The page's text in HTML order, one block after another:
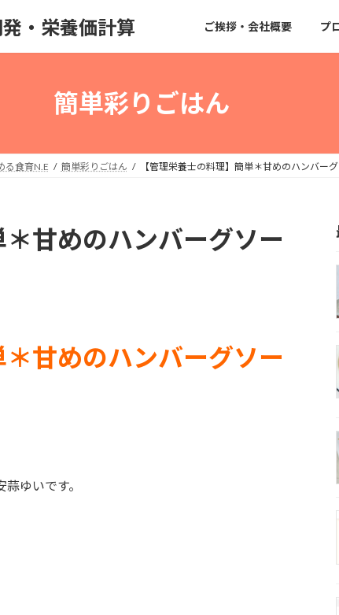
・栄養価計算 ご挨拶・会社概要 プ
簡単彩りごはん
る食育N.E 簡単彩りごはん 【管理栄養士の料理】簡単＊甘めのハンバー
＊甘めのハンバーグソー
＊甘めのハンバーグソー
ゆいです。